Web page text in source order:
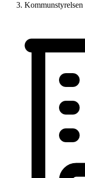
Kommunstyrelsen